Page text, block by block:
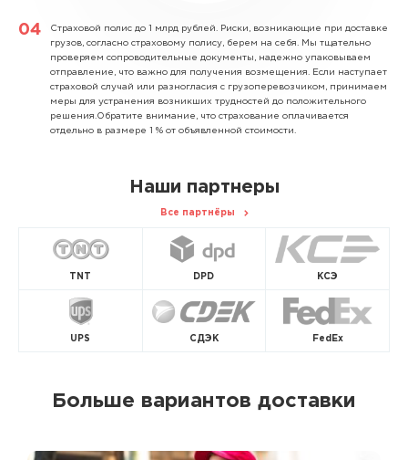
Страховой полис до 1 млрд рублей. Риски, возникающие при доставке
грузов, согласно страховому полису, берем на себя. Мы тщательно
проверяем сопроводительные документы, надежно упаковываем
отправление, что важно для получения возмещения. Если наступает
страховой случай или разногласия с грузоперевозчиком, принимаем
меры для устранения возникших трудностей до положительного
решения.Обратите внимание, что страхование оплачивается
отдельно в размере 1 % от объявленной стоимости.
Наши партнеры
Все партнёры
TNT DPD КСЭ
UPS СДЭК FedEx
Больше вариантов доставки